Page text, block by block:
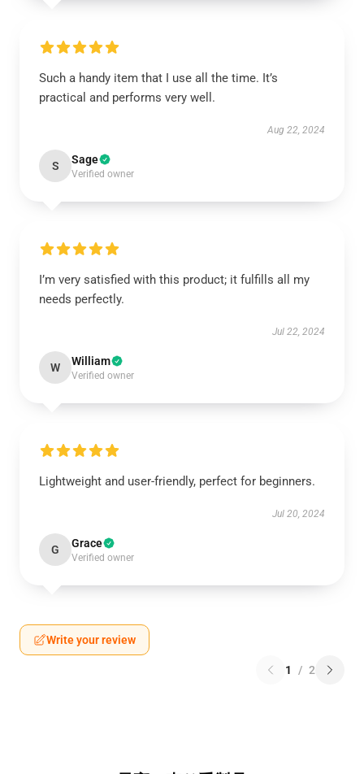
Such a handy item that I use all the time. It’s
practical and performs very well.
Aug 22, 2024
S Sage
Verified owner
I’m very satisfied with this product; it fulfills all my
needs perfectly.
Jul 22, 2024
W William
Verified owner
Lightweight and user-friendly, perfect for beginners.
Jul 20, 2024
G Grace
Verified owner
Write your review
1 / 2